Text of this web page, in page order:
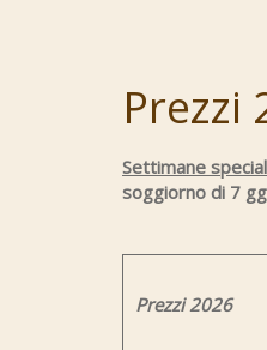
Prezzi
Settimane
soggiorno di 7
Prezzi 2026